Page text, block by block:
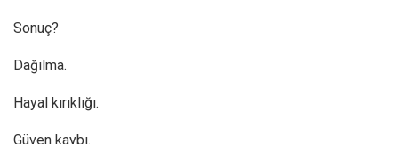
Sonuç?
Dağılma.
Hayal kırıklığı.
Güven kaybı.